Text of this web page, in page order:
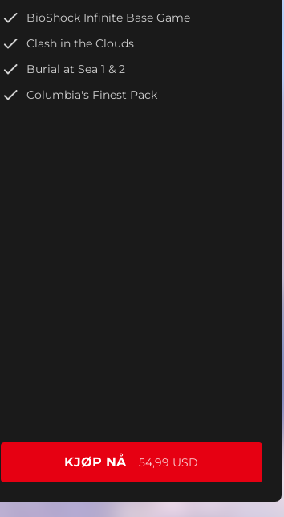
BioShock Infinite Base Game
Clash in the Clouds
Burial at Sea 1 & 2
Columbia's Finest Pack
KJØP NÅ 54,99 USD